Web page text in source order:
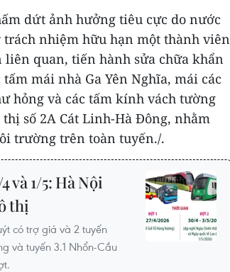
dứt ảnh hưởng tiêu cực do nước
trách nhiệm hữu hạn một thành viên
quan, tiến hành sửa chữa khẩn
mái nhà Ga Yên Nghĩa, mái các
hỏng và các tấm kính vách tường
số 2A Cát Linh-Hà Đông, nhằm
trường trên toàn tuyến./.
và 1/5: Hà Nội
thị
có trợ giá và 2 tuyến
và tuyến 3.1 Nhổn-Cầu